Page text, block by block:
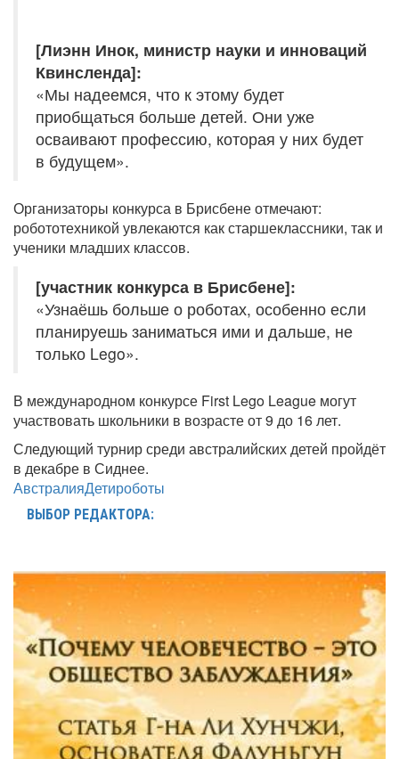
[Лиэнн Инок, министр науки и инноваций
Квинсленда]:
«Мы надеемся, что к этому будет
приобщаться больше детей. Они уже
осваивают профессию, которая у них будет
в будущем».
Организаторы конкурса в Брисбене отмечают:
робототехникой увлекаются как старшеклассники, так и
ученики младших классов.
[участник конкурса в Брисбене]:
«Узнаёшь больше о роботах, особенно если
планируешь заниматься ими и дальше, не
только Lego».
В международном конкурсе First Lego League могут
участвовать школьники в возрасте от 9 до 16 лет.
Следующий турнир среди австралийских детей пройдёт
в декабре в Сиднее.
АвстралияДетироботы
ВЫБОР РЕДАКТОРА: